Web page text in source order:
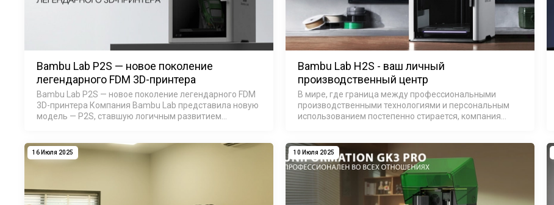
Bambu Lab P2S — новое поколение
легендарного FDM 3D-принтера
Bambu Lab P2S — новое поколение легендарного FDM
3D-принтера Компания Bambu Lab представила новую
модель — P2S, ставшую логичным развитием
Bambu Lab H2S - ваш личный
производственный центр
В мире, где граница между профессиональными
производственными технологиями и персональным
использованием постепенно стирается, компания
16 Июля 2025 10 Июля 2025